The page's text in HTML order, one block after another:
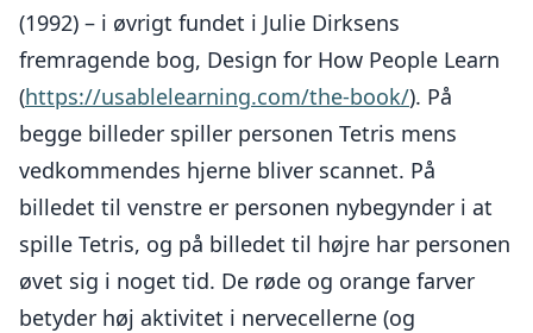
(1992) – i øvrigt fundet i Julie Dirksens
fremragende bog, Design for How People Learn
(https://usablelearning.com/the-book/). På
begge billeder spiller personen Tetris mens
vedkommendes hjerne bliver scannet. På
billedet til venstre er personen nybegynder i at
spille Tetris, og på billedet til højre har personen
øvet sig i noget tid. De røde og orange farver
betyder høj aktivitet i nervecellerne (og